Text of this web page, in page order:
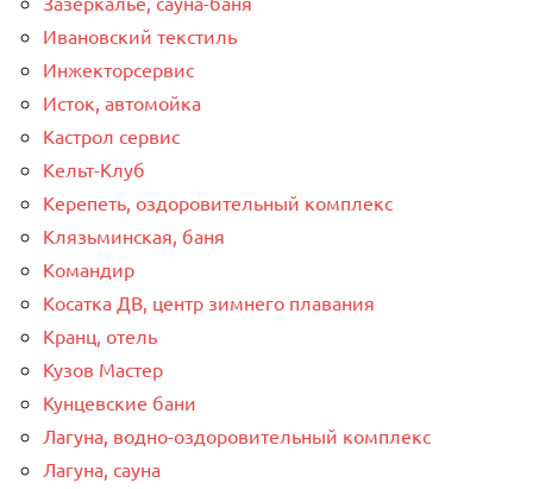
Ивановский текстиль
Инжекторсервис
Исток, автомойка
Кастрол сервис
Кельт-Клуб
Керепеть, оздоровительный комплекс
Клязьминская, баня
Командир
Косатка ДВ, центр зимнего плавания
Кранц, отель
Кузов Мастер
Кунцевские бани
Лагуна, водно-оздоровительный комплекс
Лагуна, сауна